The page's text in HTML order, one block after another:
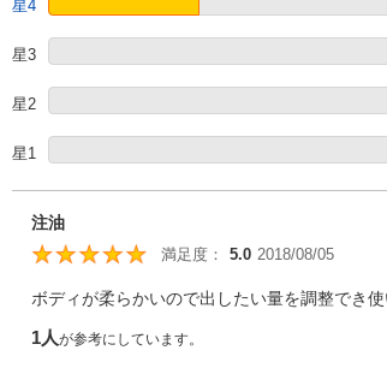
星4
星3
星2
星1
注油
5
満足度： 5.0 2018/08/05
ボディが柔らかいので出したい量を調整でき
1人が参考にしています。